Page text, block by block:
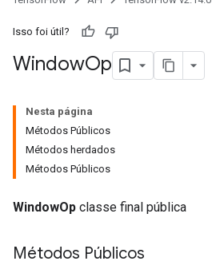
Isso foi útil?
WindowOp
Nesta página
Métodos Públicos
Métodos herdados
Métodos Públicos
WindowOp classe final pública
Métodos Públicos